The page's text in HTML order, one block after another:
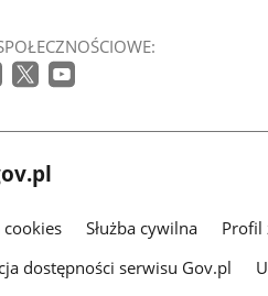
Służba cywilna Profil
dostępności serwisu Gov.pl